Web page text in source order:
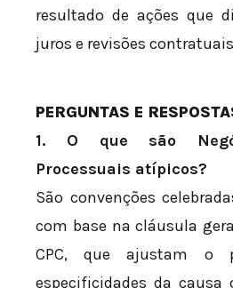
resultado de ações que
juros e revisões
PERGUNTAS E
1. O que são
Processuais atípicos?
São convenções
com base na cláusula
CPC, que ajustam o
especificidades da causa